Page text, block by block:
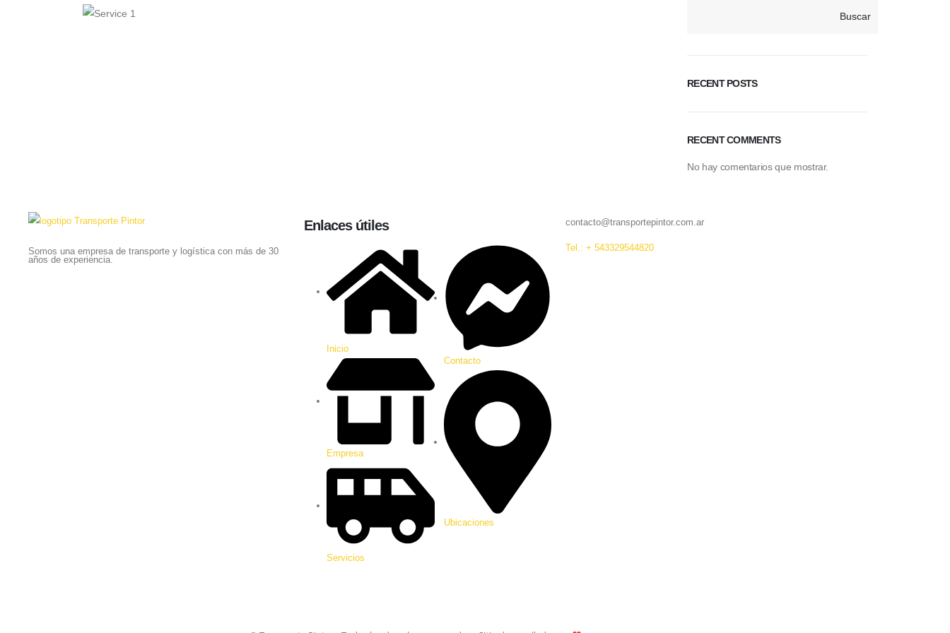
Buscar
RECENT POSTS
RECENT COMMENTS
No hay comentarios que mostrar.
Somos una empresa de transporte y logística con más de 30
años de experiencia.
Enlaces útiles
Inicio
Empresa
Servicios
Contacto
Ubicaciones
contacto@transportepintor.com.ar
Tel.: + 543329544820